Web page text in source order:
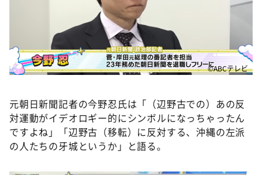
©ABCテレビ
元朝日新聞記者の今野忍氏は「（辺野古での）あの反
対運動がイデオロギー的にシンボルになっちゃったん
ですよね」「辺野古（移転）に反対する、沖縄の左派
の人たちの牙城というか」と語る。